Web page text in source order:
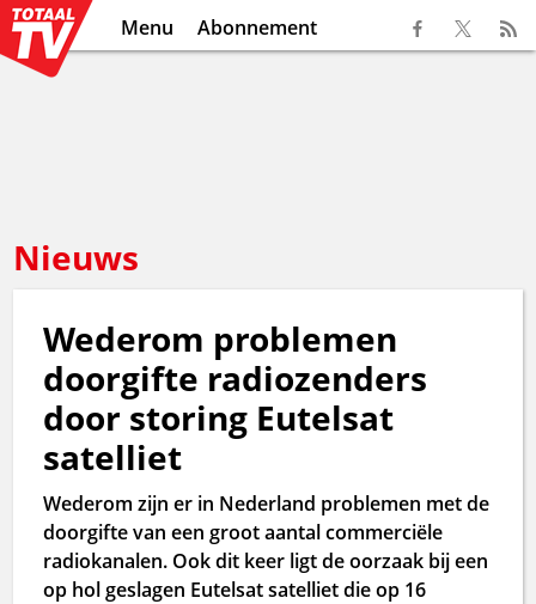
Menu Abonnement
Nieuws
Wederom problemen
doorgifte radiozenders
door storing Eutelsat
satelliet
Wederom zijn er in Nederland problemen met de
doorgifte van een groot aantal commerciële
radiokanalen. Ook dit keer ligt de oorzaak bij een
op hol geslagen Eutelsat satelliet die op 16